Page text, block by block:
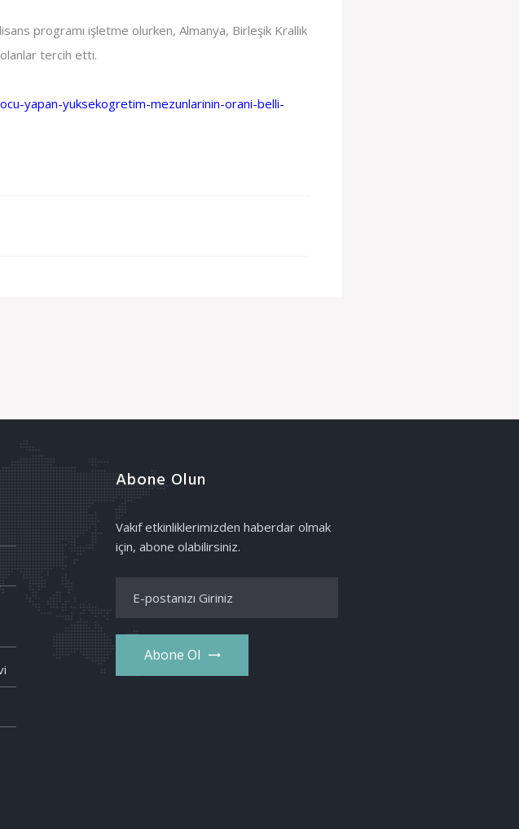
programı işletme olurken, Almanya, Birleşik Krallık
tercih etti.
yapan-yuksekogretim-mezunlarinin-orani-belli-
Abone Olun
Vakıf etkinliklerimizden haberdar olmak
için, abone olabilirsiniz.
Abone Ol